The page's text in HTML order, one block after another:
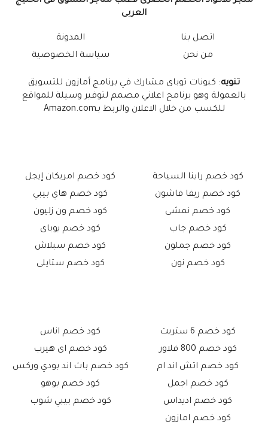
العربى
اتصل بنا
من نحن
المدونة
سياسة الخصوصية
تنويه: كبونات توباى مشارك في برنامج أمازون للتسويق
بالعمولة وهو برنامج اعلاني مصمم لتوفير وسيلة للمواقع
للكسب من خلال الاعلان والربط بـAmazon.com
كود خصم راينا السياحة
كود خصم ريفا فاشون
كود خصم نمشى
كود خصم جاب
كود خصم جملون
كود خصم نون
كود خصم امريكان إيجل
كود خصم هاي بيبي
كود خصم ون زليون
كود خصم يوباى
كود خصم سبلاش
كود خصم ستايلى
كود خصم 6 ستريت
كود خصم 800 فلاور
كود خصم اتش اند ام
كود خصم اجمل
كود خصم اديداس
كود خصم امازون
كود خصم اناس
كود خصم اى هيرب
كود خصم باث اند بودي وركس
كود خصم بوهو
كود خصم بيبي شوب